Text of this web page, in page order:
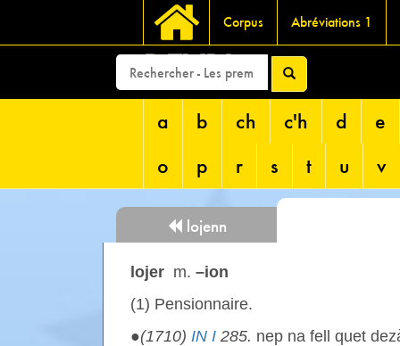
Corpus Abréviations 1
DEVRI
a b ch c'h d
e
o
p r s t u v
lojenn
lojer m. –ion
(1) Pensionnaire.
●(1710) IN I 285. nep na fell quet